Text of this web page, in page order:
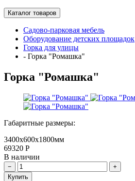
Каталог товаров
Садово-парковая мебель
Оборудование детских площадок
Горка для улицы
- Горка "Ромашка"
Горка "Ромашка"
Габаритные размеры:
3400х600х1800мм
69320 Р
В наличии
Купить